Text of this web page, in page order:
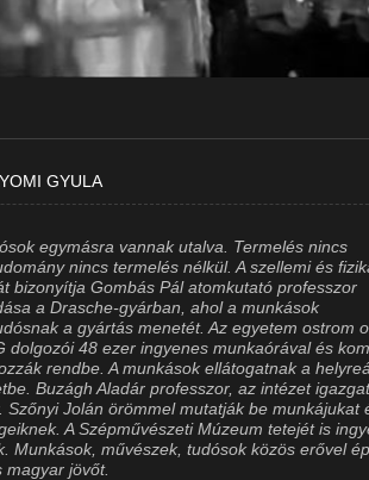
GYULA
egymásra vannak utalva. Termelés nincs
nincs termelés nélkül. A szellemi és
bizonyítja Gombás Pál atomkutató professzor
a Drasche-gyárban, ahol a munkások
a gyártás menetét. Az egyetem ostrom
dolgozói 48 ezer ingyenes munkaórával és
rendbe. A munkások ellátogatnak a
Buzágh Aladár professzor, az intézet
Szőnyi Jolán örömmel mutatják be munkájukat
A Szépművészeti Múzeum tetejét is
Munkások, művészek, tudósok közös erővel
magyar jövőt.